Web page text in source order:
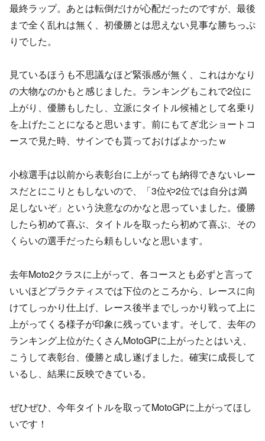
最終ラップ。あとは転倒だけが心配だったのですが、最後
まで全く乱れは無く、初優勝とは思えない見事な勝ちっぷ
りでした。
見ているほうも不思議なほど緊張感が無く、これはかなり
の大物なのかもと感じました。ランキングもこれで2位に
上がり、優勝もしたし、立派にタイトル候補として名乗り
を上げたことになると思います。前にもてぎ北ショートコ
ースで見た時、サインでも貰っておけばよかったｗ
小椋選手は以前から表彰台に上がっても納得できないレー
スだとにこりともしないので、「3位や2位では自分は満
足しないぞ」という決意なのかなと思っていました。優勝
したら初めて喜ぶ、タイトルを取ったら初めて喜ぶ、その
くらいの選手だったら頼もしいなと思います。
去年Moto2クラスに上がって、各コースとも必ずと言って
いいほどプラクティスでは下位のところから、レースに向
けてしっかり仕上げ、レース後半までしっかり戦って上に
上がってくる様子が印象に残っています。そして、去年の
ランキング上位がたくさんMotoGPに上がったとはいえ、
こうして表彰台、優勝と成し遂げました。確実に成長して
いるし、結果に反映できている。
ぜひぜひ、今年タイトルを取ってMotoGPに上がってほし
いです！